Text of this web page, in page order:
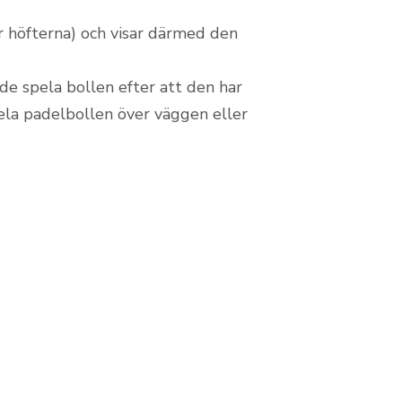
och visar därmed den
spela bollen efter att den har
padelbollen över väggen eller